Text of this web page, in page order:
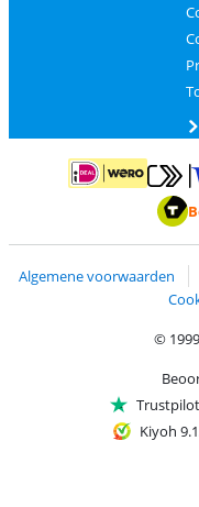
Betalen met iDEAL |
Algemene voorwaarden
©
Kiyoh